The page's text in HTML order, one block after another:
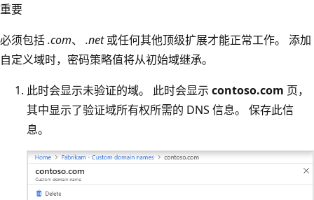
重要
必须包括.com、 .net或任何其他顶级扩展才能正常工作。 添加
自定义域时，密码策略值将从初始域继承。
此时会显示未验证的域。 此时会显示 contoso.com 页，
其中显示了验证域所有权所需的 DNS 信息。 保存此信
息。